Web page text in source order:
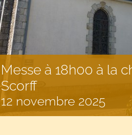
Messe à 18h00 à la
Scorff
12 novembre 2025